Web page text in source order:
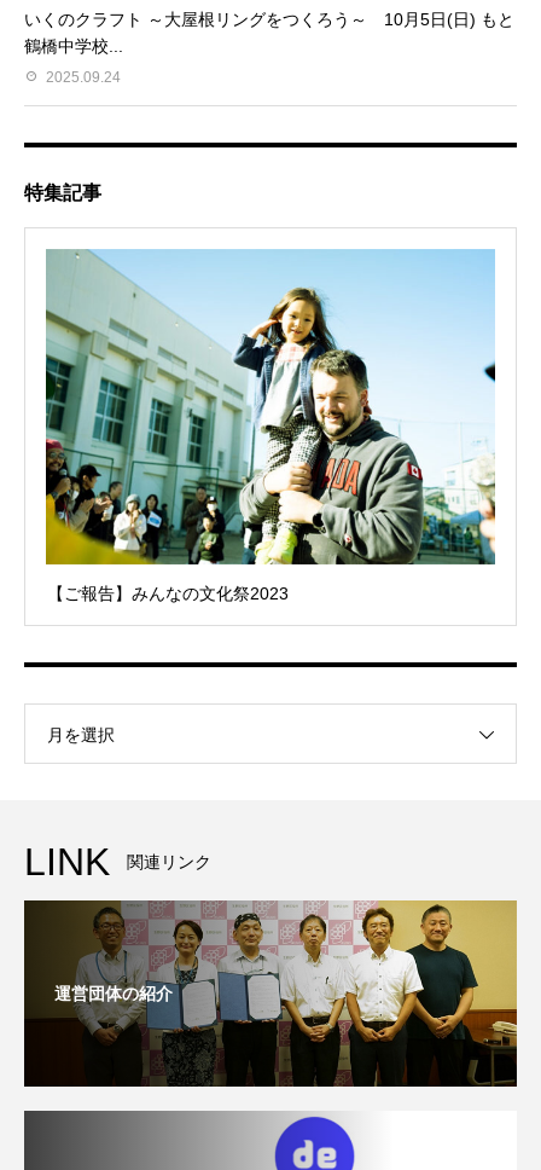
いくのクラフト ～大屋根リングをつくろう～ 10月5日(日) もと
鶴橋中学校...
2025.09.24
特集記事
【ご報告】みんなの文化祭2023
月を選択
LINK 関連リンク
運営団体の紹介